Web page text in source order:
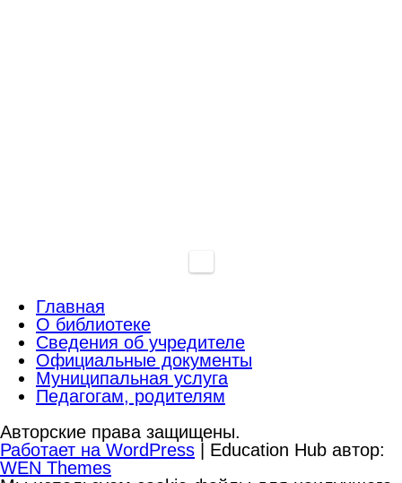
Главная
О библиотеке
Сведения об учредителе
Официальные документы
Муниципальная услуга
Педагогам, родителям
Авторские права защищены.
Работает на WordPress | Education Hub автор:
WEN Themes